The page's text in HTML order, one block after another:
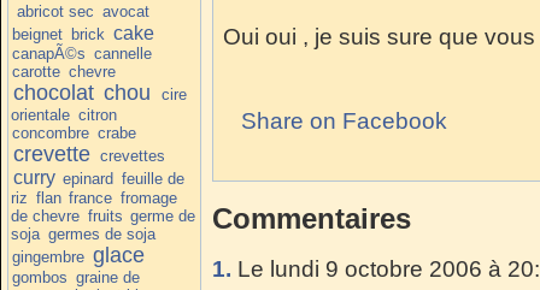
abricot sec avocat
beignet brick cake
canapÃ©s cannelle
carotte chevre
chocolat chou
cire
orientale citron
concombre crabe
crevette crevettes
curry epinard feuille de
riz flan france fromage
de chevre fruits germe de
soja germes de soja
gingembre glace
gombos graine de
Oui oui , je suis sure que
Share on Facebook
Commentaires
1. Le lundi 9 octobre 2006 à